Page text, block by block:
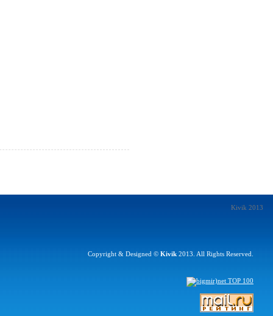
Kivik 2013
Copyright & Designed © Kivik 2013. All Rights Reserved.